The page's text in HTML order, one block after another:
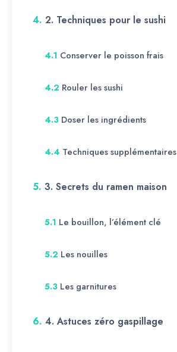
4. 2. Techniques pour le sushi
4.1 Conserver le poisson frais
4.2 Rouler les sushi
4.3 Doser les ingrédients
4.4 Techniques supplémentaires
5. 3. Secrets du ramen maison
5.1 Le bouillon, l’élément clé
5.2 Les nouilles
5.3 Les garnitures
6. 4. Astuces zéro gaspillage